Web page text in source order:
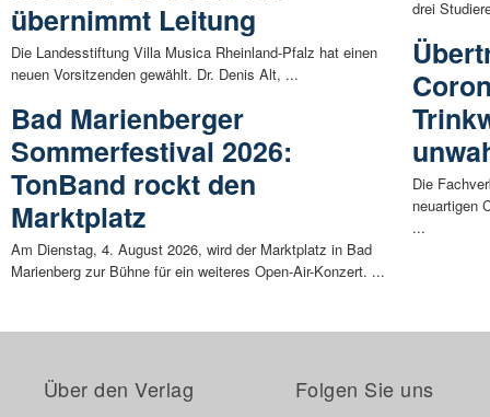
übernimmt Leitung
Die Landesstiftung Villa Musica Rheinland-Pfalz hat einen
neuen Vorsitzenden gewählt. Dr. Denis Alt, ...
Bad Marienberger
Sommerfestival 2026:
TonBand rockt den
Marktplatz
Am Dienstag, 4. August 2026, wird der Marktplatz in Bad
Marienberg zur Bühne für ein weiteres Open-Air-Konzert. ...
drei
Die
neuartigen
...
Über den Verlag Folgen Sie uns